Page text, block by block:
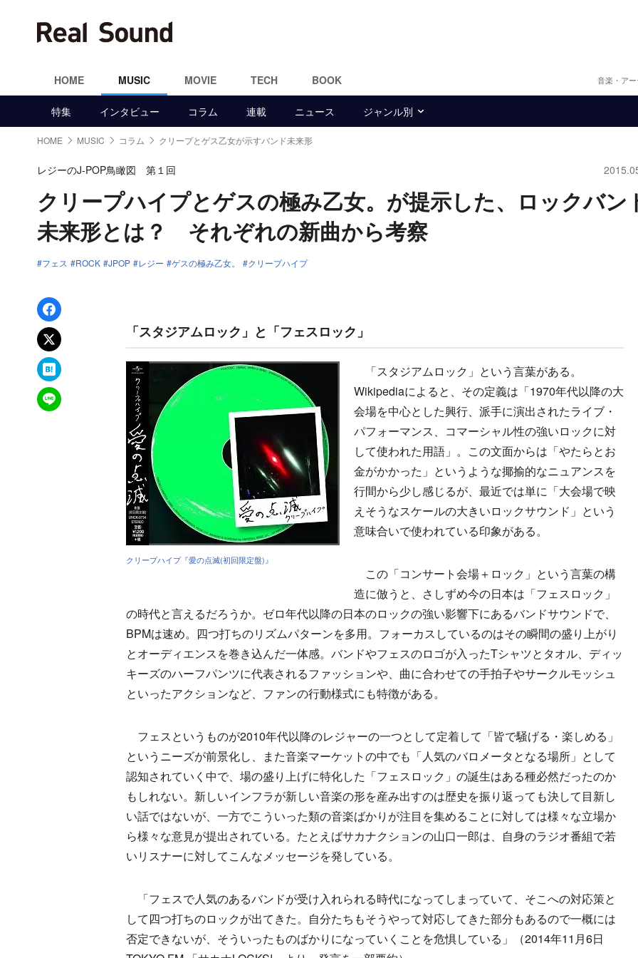
HOME MUSIC MOVIE TECH BOOK 音楽・ア
特集 インタビュー コラム 連載 ニュース ジャンル別
HOME MUSIC コラム クリープとゲス乙女が示すバンド未来形
レジーのJ-POP鳥瞰図 第１回
クリープハイプとゲスの極み乙女。が提示した、ロックバン
未来形とは？ それぞれの新曲から考察
フェス ROCK JPOP レジー ゲスの極み乙女。 クリープハイプ
Facebookでシェア
xでポスト
はてなブックマーク
LINEで送る
「スタジアムロック」と「フェスロック」
クリープハイプ『愛の点滅(初回限定盤)』
「スタジアムロック」という言葉がある。
Wikipediaによると、その定義は「1970年代以降の大
会場を中心とした興行、派手に演出されたライブ・
パフォーマンス、コマーシャル性の強いロックに対
して使われた用語」。この文面からは「やたらとお
金がかかった」というような揶揄的なニュアンスを
行間から少し感じるが、最近では単に「大会場で映
えそうなスケールの大きいロックサウンド」という
意味合いで使われている印象がある。
この「コンサート会場＋ロック」という言葉の構
造に倣うと、さしずめ今の日本は「フェスロック」
の時代と言えるだろうか。ゼロ年代以降の日本のロックの強い影響下にあるバンドサウンドで、
BPMは速め。四つ打ちのリズムパターンを多用。フォーカスしているのはその瞬間の盛り上がり
とオーディエンスを巻き込んだ一体感。バンドやフェスのロゴが入ったTシャツとタオル、ディッ
キーズのハーフパンツに代表されるファッションや、曲に合わせての手拍子やサークルモッシュ
といったアクションなど、ファンの行動様式にも特徴がある。
フェスというものが2010年代以降のレジャーの一つとして定着して「皆で騒げる・楽しめる」
というニーズが前景化し、また音楽マーケットの中でも「人気のバロメータとなる場所」として
認知されていく中で、場の盛り上げに特化した「フェスロック」の誕生はある種必然だったのか
もしれない。新しいインフラが新しい音楽の形を産み出すのは歴史を振り返っても決して目新し
い話ではないが、一方でこういった類の音楽ばかりが注目を集めることに対しては様々な立場か
ら様々な意見が提出されている。たとえばサカナクションの山口一郎は、自身のラジオ番組で若
いリスナーに対してこんなメッセージを発している。
「フェスで人気のあるバンドが受け入れられる時代になってしまっていて、そこへの対応策と
して四つ打ちのロックが出てきた。自分たちもそうやって対応してきた部分もあるので一概には
否定できないが、そういったものばかりになっていくことを危惧している」（2014年11月6日